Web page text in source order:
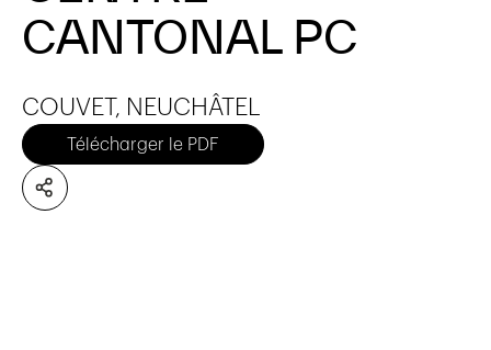
CANTONAL PC
COUVET, NEUCHÂTEL
Télécharger le PDF